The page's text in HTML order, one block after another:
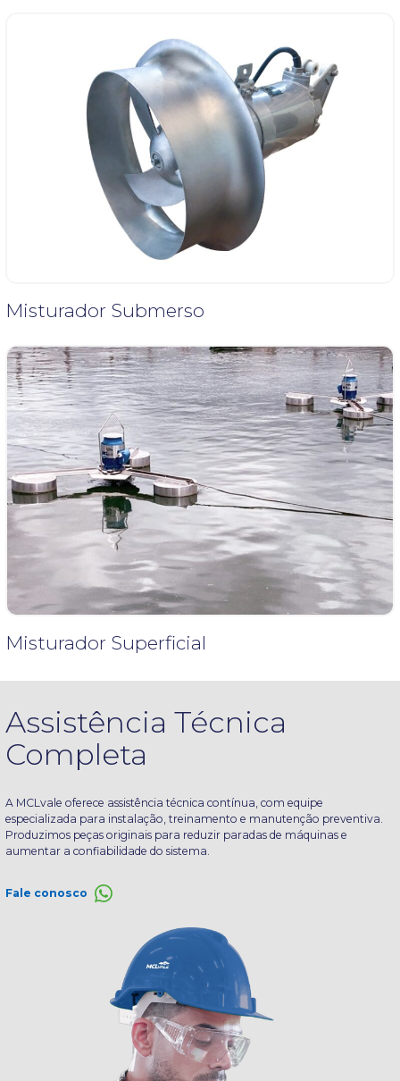
Misturador Submerso
Misturador Superficial
Assistência Técnica
Completa
A MCLvale oferece assistência técnica contínua, com equipe
especializada para instalação, treinamento e manutenção preventiva.
Produzimos peças originais para reduzir paradas de máquinas e
aumentar a confiabilidade do sistema.
Fale conosco